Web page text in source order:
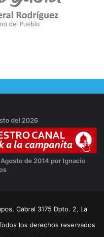
del 2026
de 2014 por Ignacio
Cabral 3175 Dpto. 2, La
los derechos reservados